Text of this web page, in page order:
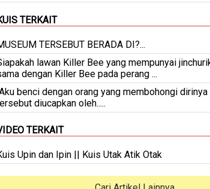
TERKAIT
TERSEBUT BERADA DI?...
lawan Killer Bee yang mempunyai
dengan Killer Bee pada perang ...
benci dengan orang yang membohongi
diucapkan oleh.....
TERKAIT
Upin dan Ipin || Kuis Utak Atik Otak